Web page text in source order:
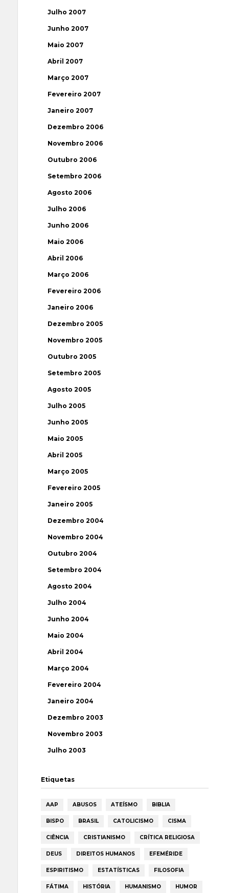
Julho 2007
Junho 2007
Maio 2007
Abril 2007
Março 2007
Fevereiro 2007
Janeiro 2007
Dezembro 2006
Novembro 2006
Outubro 2006
Setembro 2006
Agosto 2006
Julho 2006
Junho 2006
Maio 2006
Abril 2006
Março 2006
Fevereiro 2006
Janeiro 2006
Dezembro 2005
Novembro 2005
Outubro 2005
Setembro 2005
Agosto 2005
Julho 2005
Junho 2005
Maio 2005
Abril 2005
Março 2005
Fevereiro 2005
Janeiro 2005
Dezembro 2004
Novembro 2004
Outubro 2004
Setembro 2004
Agosto 2004
Julho 2004
Junho 2004
Maio 2004
Abril 2004
Março 2004
Fevereiro 2004
Janeiro 2004
Dezembro 2003
Novembro 2003
Julho 2003
Etiquetas
AAP ABUSOS ATEÍSMO BIBLIA
BISPO BRASIL CATOLICISMO CISMA
CIÊNCIA CRISTIANISMO CRÍTICA RELIGIOSA
DEUS DIREITOS HUMANOS EFEMÉRIDE
ESPIRITISMO ESTATÍSTICAS FILOSOFIA
FÁTIMA HISTÓRIA HUMANISMO HUMOR